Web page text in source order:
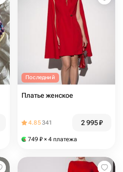
Последний
Платье женское
4.85341 2 995₽
749 ₽ × 4 платежа